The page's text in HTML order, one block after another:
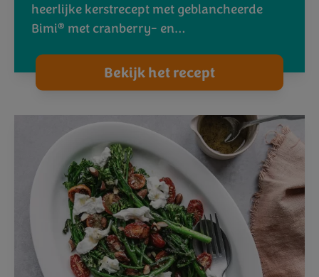
heerlijke kerstrecept met geblancheerde
Bimi® met cranberry- en…
Bekijk het recept